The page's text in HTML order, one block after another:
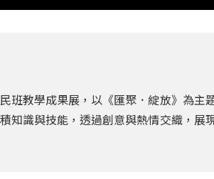
班教學成果展，以《匯聚．綻放》為主
知識與技能，透過創意與熱情交織，展